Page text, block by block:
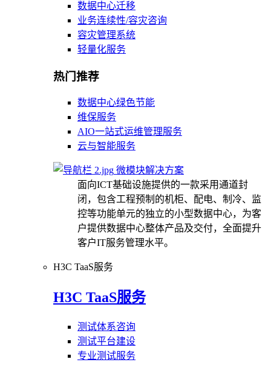
数据中心迁移
业务连续性/容灾咨询
容灾管理系统
轻量化服务
热门推荐
数据中心绿色节能
维保服务
AIO一站式运维管理服务
云与智能服务
微模块解决方案
面向ICT基础设施提供的一款采用通道封
闭，包含工程预制的机柜、配电、制冷、监
控等功能单元的独立的小型数据中心，为客
户提供数据中心整体产品及交付，全面提升
客户IT服务管理水平。
H3C TaaS服务
H3C TaaS服务
测试体系咨询
测试平台建设
专业测试服务